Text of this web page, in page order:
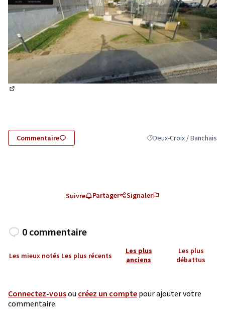
Commentaire Filtrer les résultats pour
Deux-Croix / Banchais
Suivre Partager Signaler
0 commentaire
Les mieux notés Les plus récents
Les plus
anciens
Les plus
débattus
Connectez-vousou créez un compte pour ajouter votre
commentaire.